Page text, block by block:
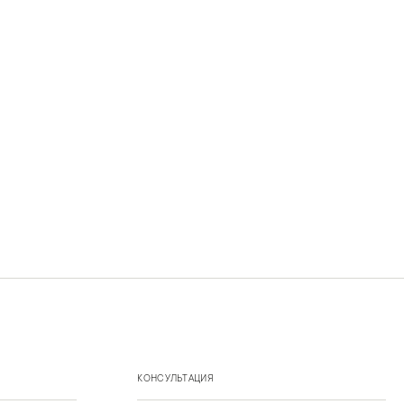
КОНСУЛЬТАЦИЯ